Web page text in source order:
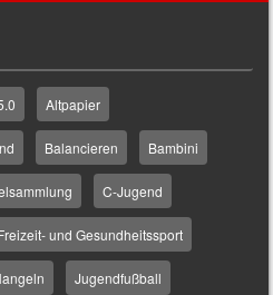
Altpapier
Balancieren Bambini
C-Jugend
und Gesundheitssport
Jugendfußball